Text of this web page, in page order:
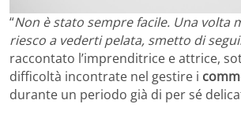
“Non è stato sempre facile. Una volta
riesco a vederti pelata, smetto di
raccontato l’imprenditrice e attrice,
difficoltà incontrate nel gestire i
durante un periodo già di per sé